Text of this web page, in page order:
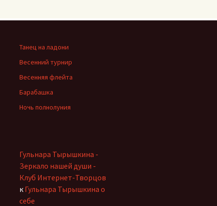
Танец на ладони
Весенний турнир
Весенняя флейта
Барабашка
Ночь полнолуния
Гульнара Тырышкина -
Зеркало нашей души -
Клуб Интернет-Творцов
к Гульнара Тырышкина о
себе